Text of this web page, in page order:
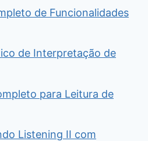
de Funcionalidades
de Interpretação de
para Leitura de
Listening II com